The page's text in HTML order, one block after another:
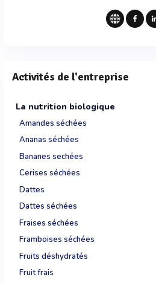
Activités de l'entreprise
La nutrition biologique
Amandes séchées
Ananas séchées
Bananes sechées
Cerises séchées
Dattes
Dattes séchées
Fraises séchées
Framboises séchées
Fruits déshydratés
Fruit frais